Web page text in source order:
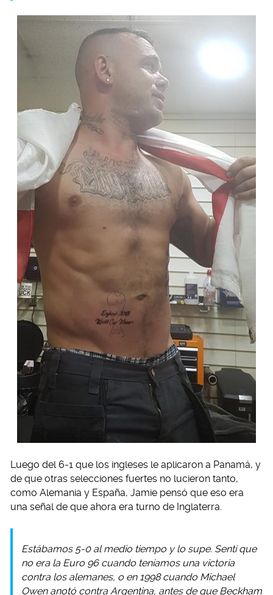
Luego del 6-1 que los ingleses le aplicaron a Panamá, y
de que otras selecciones fuertes no lucieron tanto,
como Alemania y España, Jamie pensó que eso era
una señal de que ahora era turno de Inglaterra.
Estábamos 5-0 al medio tiempo y lo supe. Sentí que
no era la Euro 96 cuando teníamos una victoria
contra los alemanes, o en 1998 cuando Michael
Owen anotó contra Argentina, antes de que Beckham